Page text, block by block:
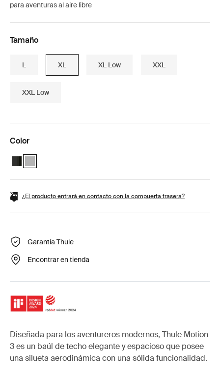
para aventuras al aire libre
Tamaño
L XL XL Low XXL
XXL Low
Color
Thule Motion 3 XL Black Glossy
Thule Motion 3 XL Titan Glossy (selected)
¿El producto entrará en contacto con la compuerta trasera?
Garantía Thule
Encontrar en tienda
Diseñada para los aventureros modernos, Thule Motion
3 es un baúl de techo elegante y espacioso que posee
una silueta aerodinámica con una sólida funcionalidad.